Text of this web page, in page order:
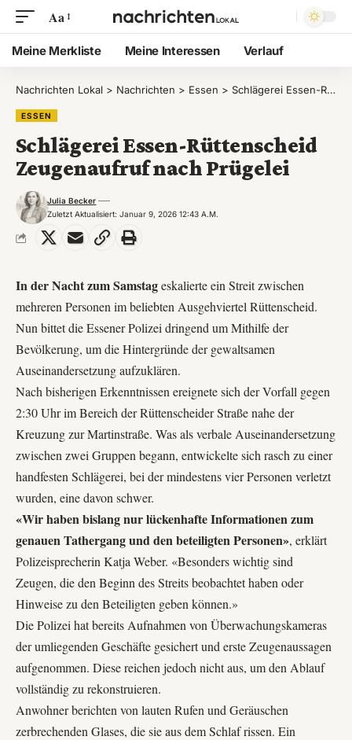
Aa
Meine Merkliste Meine Interessen Verlauf
Nachrichten Lokal > Nachrichten > Essen > Schlägerei Essen-Rüttenscheid Zeugenaufruf nach Prügelei
ESSEN
Schlägerei Essen-Rüttenscheid
Zeugenaufruf nach Prügelei
Zuletzt Aktualisiert: Januar 9, 2026 12:43 A.m.
Julia Becker
In der Nacht zum Samstageskalierte ein Streit zwischen
mehreren Personen im beliebten Ausgehviertel Rüttenscheid.
Nun bittet die Essener Polizei dringend um Mithilfe der
Bevölkerung, um die Hintergründe der gewaltsamen
Auseinandersetzung aufzuklären.
Nach bisherigen Erkenntnissen ereignete sich der Vorfall gegen
2:30 Uhr im Bereich der Rüttenscheider Straße nahe der
Kreuzung zur Martinstraße. Was als verbale Auseinandersetzung
zwischen zwei Gruppen begann, entwickelte sich rasch zu einer
handfesten Schlägerei, bei der mindestens vier Personen verletzt
wurden, eine davon schwer.
«Wir haben bislang nur lückenhafte Informationen zum
genauen Tathergang und den beteiligten Personen», erklärt
Polizeisprecherin Katja Weber. «Besonders wichtig sind
Zeugen, die den Beginn des Streits beobachtet haben oder
Hinweise zu den Beteiligten geben können.»
Die Polizei hat bereits Aufnahmen von Überwachungskameras
der umliegenden Geschäfte gesichert und erste Zeugenaussagen
aufgenommen. Diese reichen jedoch nicht aus, um den Ablauf
vollständig zu rekonstruieren.
Anwohner berichten von lauten Rufen und Geräuschen
zerbrechenden Glases, die sie aus dem Schlaf rissen. Ein